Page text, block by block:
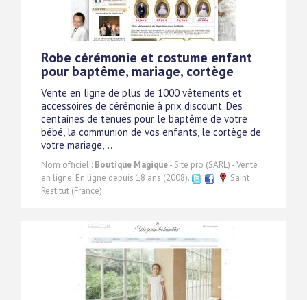
Robe cérémonie et costume enfant
pour baptême, mariage, cortège
Vente en ligne de plus de 1000 vêtements et
accessoires de cérémonie à prix discount. Des
centaines de tenues pour le baptême de votre
bébé, la communion de vos enfants, le cortège de
votre mariage,...
Nom officiel : Boutique Magique- Site pro (SARL) - Vente
en ligne. En ligne depuis 18 ans (2008).
Saint
Restitut (France)